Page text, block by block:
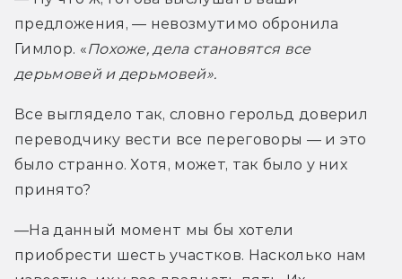
предложения, — невозмутимо обронила
Гимлор. «Похоже, дела становятся все
дерьмовей и дерьмовей».
Все выглядело так, словно герольд доверил
переводчику вести все переговоры — и это
было странно. Хотя, может, так было у них
принято?
—На данный момент мы бы хотели
приобрести шесть участков. Насколько нам